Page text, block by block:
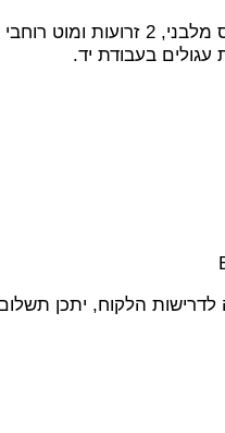
בעלת בסיס מלבני, 2 זרועות ומוט רוחבי
הלקוח, יתכן תשלום